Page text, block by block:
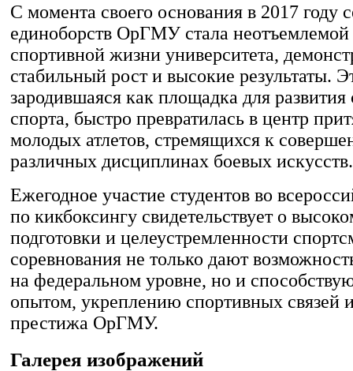
С момента своего основания в 2017 году
единоборств ОрГМУ стала неотъемлемой
спортивной жизни университета,
стабильный рост и высокие результаты.
зародившаяся как площадка для развития
спорта, быстро превратилась в центр
молодых атлетов, стремящихся к
различных дисциплинах боевых искусств.
Ежегодное участие студентов во
по кикбоксингу свидетельствует о
подготовки и целеустремленности
соревнования не только дают
на федеральном уровне, но и
опытом, укреплению спортивных
престижа ОрГМУ.
Галерея изображений